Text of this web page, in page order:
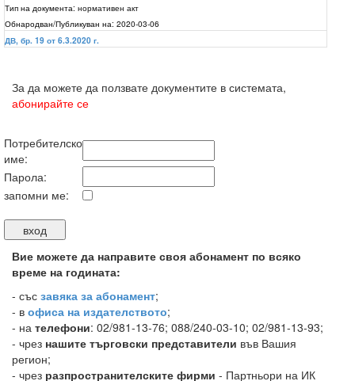
Тип на документа: нормативен акт
Обнародван/Публикуван на: 2020-03-06
ДВ, бр. 19 от 6.3.2020 г.
За да можете да ползвате документите в системата,
абонирайте се
Потребителско
име:
Парола:
запомни ме:
Вие можете да направите своя абонамент по всяко
време на годината:
- със завяка за абонамент;
- в офиса на издателството;
- на телефони: 02/981-13-76; 088/240-03-10; 02/981-13-93;
- чрез нашите търговски представители във Вашия
регион;
- чрез разпространителските фирми - Партньори на ИК